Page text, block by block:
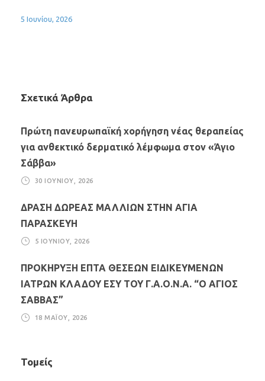
5 Ιουνίου, 2026
Σχετικά Άρθρα
Πρώτη πανευρωπαϊκή χορήγηση νέας θεραπείας
για ανθεκτικό δερματικό λέμφωμα στον «Άγιο
Σάββα»
30 ΙΟΥΝΊΟΥ, 2026
ΔΡΑΣΗ ΔΩΡΕΑΣ ΜΑΛΛΙΩΝ ΣΤΗΝ ΑΓΙΑ
ΠΑΡΑΣΚΕΥΗ
5 ΙΟΥΝΊΟΥ, 2026
ΠΡΟΚΗΡΥΞΗ ΕΠΤΑ ΘΕΣΕΩΝ ΕΙΔΙΚΕΥΜΕΝΩΝ
ΙΑΤΡΩΝ ΚΛΑΔΟΥ ΕΣΥ ΤΟΥ Γ.Α.Ο.Ν.Α. “Ο ΑΓΙΟΣ
ΣΑΒΒΑΣ”
18 ΜΑΪ́ΟΥ, 2026
Τομείς